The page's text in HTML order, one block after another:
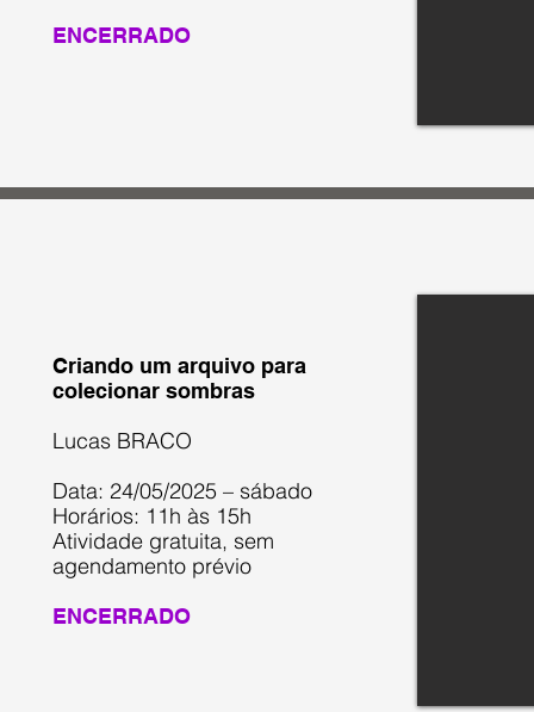
ENCERRADO
Criando um arquivo para
colecionar sombras
Lucas BRACO
Data: 24/05/2025 – sábado
Horários: 11h às 15h
Atividade gratuita, sem
agendamento prévio
ENCERRADO